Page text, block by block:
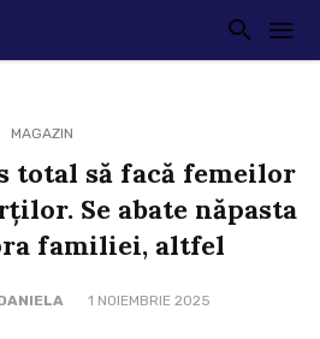
MAGAZIN
total să facă femeilor
Se abate năpasta
familiei, altfel
1 NOIEMBRIE 2025